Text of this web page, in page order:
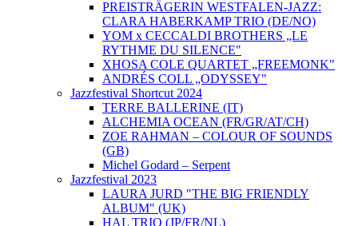
PREISTRÄGERIN WESTFALEN-JAZZ:
CLARA HABERKAMP TRIO (DE/NO)
YOM x CECCALDI BROTHERS „LE
RYTHME DU SILENCE"
XHOSA COLE QUARTET „FREEMONK"
ANDRÉS COLL „ODYSSEY"
Jazzfestival Shortcut 2024
TERRE BALLERINE (IT)
ALCHEMIA OCEAN (FR/GR/AT/CH)
ZOE RAHMAN – COLOUR OF SOUNDS
(GB)
Michel Godard – Serpent
Jazzfestival 2023
LAURA JURD "THE BIG FRIENDLY
ALBUM" (UK)
HAL TRIO (JP/FR/NL)